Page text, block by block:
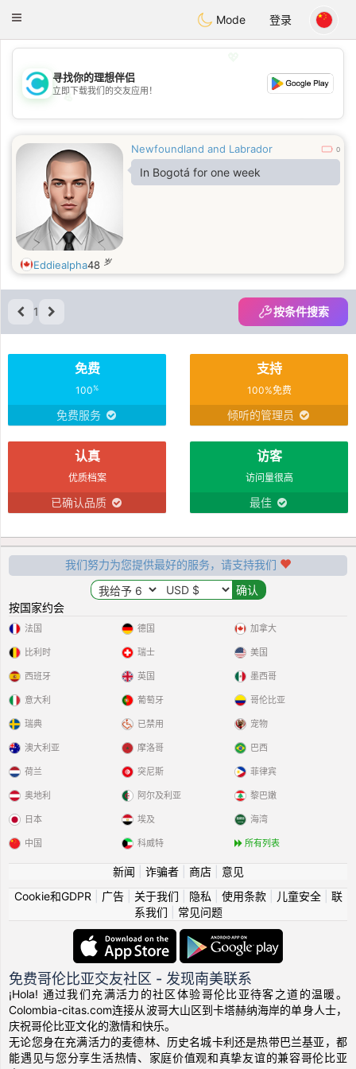
Citas
Toggle
Mode 登录
💖
💕
寻找你的理想伴侣
立即下载我们的交友应用！
Newfoundland and Labrador 0
In Bogotá for one week
Eddiealpha48 岁
1 按条件搜索
免费
100%
免费服务
支持
100%免费
倾听的管理员
认真
优质档案
已确认品质
访客
访问量很高
最佳
我们努力为您提供最好的服务，请支持我们
按国家约会
法国
比利时
西班牙
意大利
瑞典
德国
瑞士
英国
葡萄牙
已禁用
加拿大
美国
墨西哥
哥伦比亚
宠物
澳大利亚
荷兰
奥地利
日本
中国
摩洛哥
突尼斯
阿尔及利亚
埃及
科威特
巴西
菲律宾
黎巴嫩
海湾
所有列表
新闻 诈骗者| 商店| 意见
Cookie和GDPR
广告| 关于我们 隐私 使用条款| 儿童安全| 联
系我们
常见问题
免费哥伦比亚交友社区 - 发现南美联系
¡Hola! 通过我们充满活力的社区体验哥伦比亚待客之道的温暖。
Colombia-citas.com连接从波哥大山区到卡塔赫纳海岸的单身人士，
庆祝哥伦比亚文化的激情和快乐。
无论您身在充满活力的麦德林、历史名城卡利还是热带巴兰基亚，都
能遇见与您分享生活热情、家庭价值观和真挚友谊的兼容哥伦比亚